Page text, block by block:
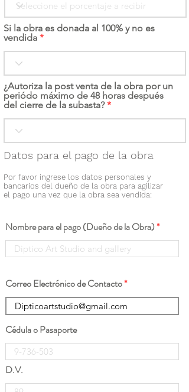
Si la obra es donada al 100% y no es
vendida
¿Autoriza la post venta de la obra por un
periódo máximo de 48 horas después
del cierre de la subasta?
Datos para el pago de la obra
Por favor ingrese los datos personales y
bancarios del dueño de la obra para agilizar
el pago una vez que la obra sea vendida:
Nombre para el pago (Dueño de la Obra)
Correo Electrónico de Contacto
Cédula o Pasaporte
D.V.